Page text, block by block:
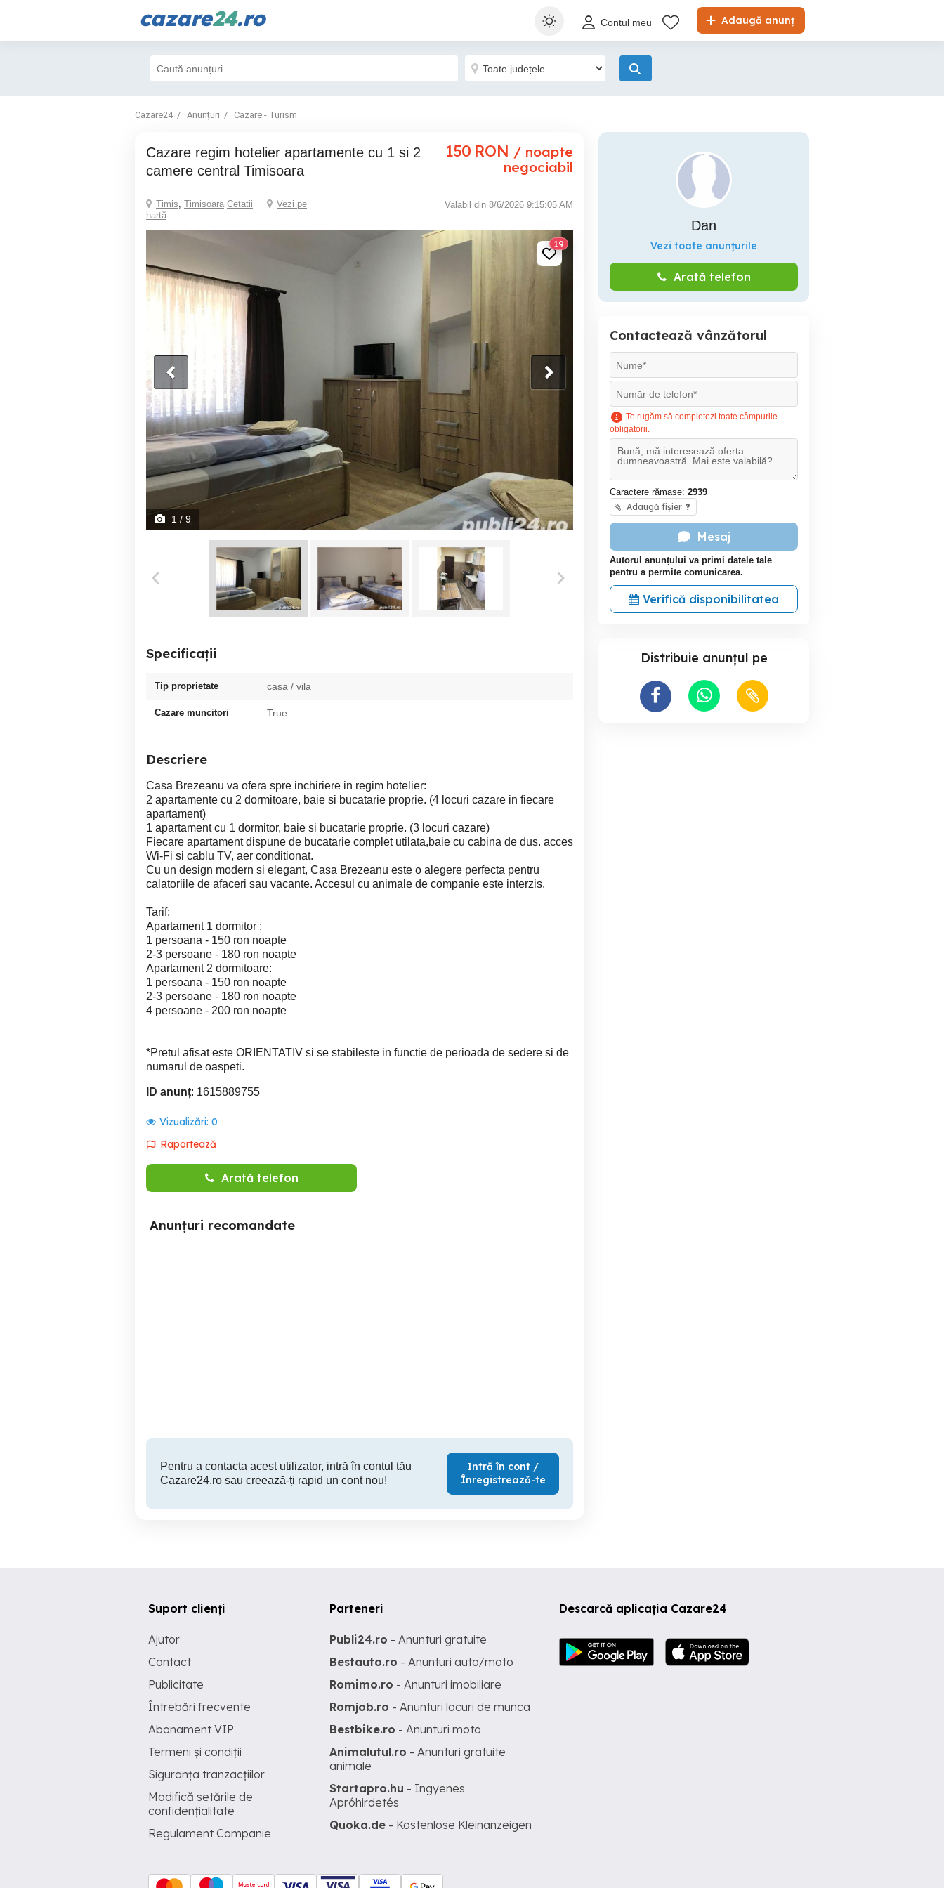
cazare24.ro Adaugă anunț
Contul meu
Cazare24 Anunțuri Cazare - Turism
Cazare regim hotelier apartamente cu 1 si 2
camere central Timisoara
150 RON / noapte
negociabil
Timis, Timisoara Cetatii
Vezi pe
hartă
Valabil din 8/6/2026 9:15:05 AM
19
1 / 9
Specificații
Tip proprietate casa / vila
Cazare muncitori True
Descriere
Casa Brezeanu va ofera spre inchiriere in regim hotelier:
2 apartamente cu 2 dormitoare, baie si bucatarie proprie. (4 locuri cazare in fiecare
apartament)
1 apartament cu 1 dormitor, baie si bucatarie proprie. (3 locuri cazare)
Fiecare apartament dispune de bucatarie complet utilata,baie cu cabina de dus. acces
Wi-Fi si cablu TV, aer conditionat.
Cu un design modern si elegant, Casa Brezeanu este o alegere perfecta pentru
calatoriile de afaceri sau vacante. Accesul cu animale de companie este interzis.
Tarif:
Apartament 1 dormitor :
1 persoana - 150 ron noapte
2-3 persoane - 180 ron noapte
Apartament 2 dormitoare:
1 persoana - 150 ron noapte
2-3 persoane - 180 ron noapte
4 persoane - 200 ron noapte
*Pretul afisat este ORIENTATIV si se stabileste in functie de perioada de sedere si de
numarul de oaspeti.
ID anunț: 1615889755
Vizualizări: 0
Raportează
Arată telefon
Anunțuri recomandate
Pentru a contacta acest utilizator, intră în contul tău
Cazare24.ro sau creează-ți rapid un cont nou!
Intră în cont /
Înregistrează-te
Dan
Vezi toate anunțurile
Arată telefon
Contactează vânzătorul
Te rugăm să completezi toate câmpurile
obligatorii.
Caractere rămase: 2939
Adaugă fișier ?
Mesaj
Autorul anunțului va primi datele tale
pentru a permite comunicarea.
Verifică disponibilitatea
Distribuie anunțul pe
Descarcă aplicația Cazare24
Suport clienți
Ajutor
Contact
Publicitate
Întrebări frecvente
Abonament VIP
Termeni și condiții
Siguranța tranzacțiilor
Modifică setările de
confidențialitate
Regulament Campanie
Parteneri
Publi24.ro - Anunturi gratuite
Bestauto.ro - Anunturi auto/moto
Romimo.ro - Anunturi imobiliare
Romjob.ro - Anunturi locuri de munca
Bestbike.ro - Anunturi moto
Animalutul.ro - Anunturi gratuite
animale
Startapro.hu - Ingyenes
Apróhirdetés
Quoka.de - Kostenlose Kleinanzeigen